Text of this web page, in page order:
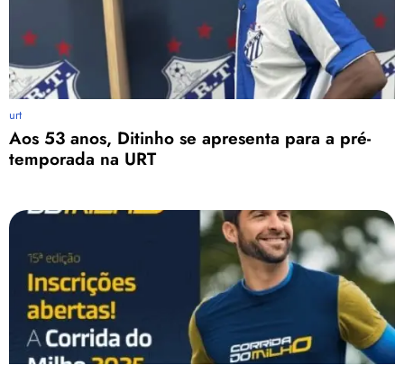
urt
Aos 53 anos, Ditinho se apresenta para a pré-
temporada na URT